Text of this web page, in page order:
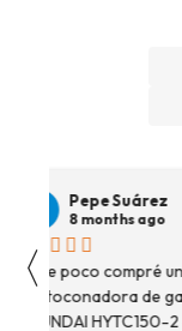
〈
Pepe Suárez
8 months ago
Hace poco compré una
destoconadora de
HYUNDAI HYTC150-2